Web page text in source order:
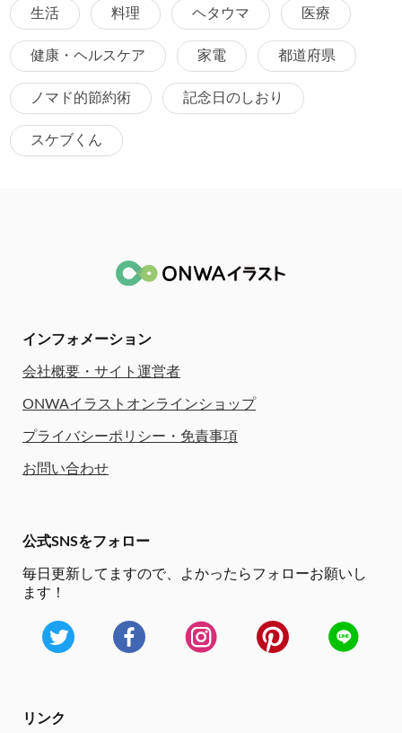
生活 料理 ヘタウマ 医療
健康・ヘルスケア 家電 都道府県
ノマド的節約術 記念日のしおり
スケブくん
インフォメーション
会社概要・サイト運営者
ONWAイラストオンラインショップ
プライバシーポリシー・免責事項
お問い合わせ
公式SNSをフォロー
毎日更新してますので、
よかったらフォローお願いし
ます！
リンク